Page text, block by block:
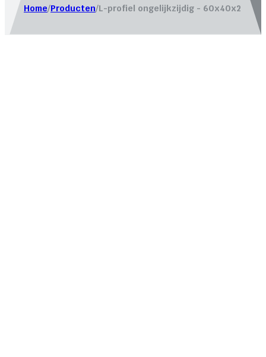
Home/Producten/L-profiel ongelijkzijdig - 60x40x2